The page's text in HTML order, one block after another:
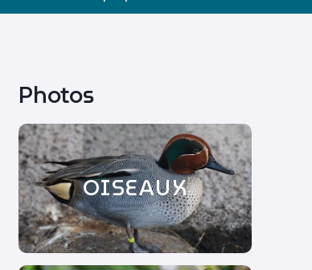
Photos
OISEAUX